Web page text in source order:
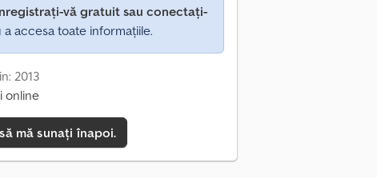
vă gratuit sau conectați-
accesa toate informațiile.
2013
online
mă sunați înapoi.